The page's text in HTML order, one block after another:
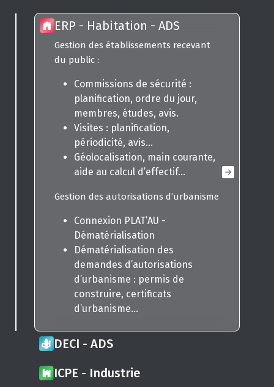
ERP - Habitation - ADS
Gestion des établissements recevant
du public :
Commissions de sécurité :
planification, ordre du jour,
membres, études, avis.
Visites : planification,
périodicité, avis...
Géolocalisation, main courante,
aide au calcul d’effectif...
Gestion des autorisations d’urbanisme
Connexion PLAT’AU -
Dématérialisation
Dématérialisation des
demandes d’autorisations
d’urbanisme : permis de
construire, certificats
d’urbanisme...
DECI - ADS
ICPE - Industrie